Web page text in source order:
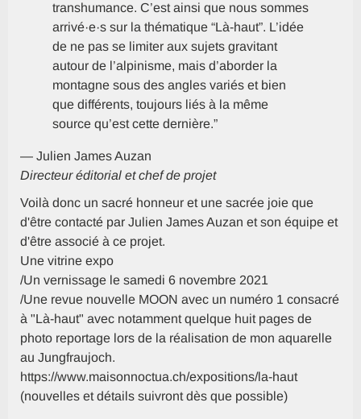
transhumance. C’est ainsi que nous sommes
arrivé·e·s sur la thématique “Là-haut”. L’idée
de ne pas se limiter aux sujets gravitant
autour de l’alpinisme, mais d’aborder la
montagne sous des angles variés et bien
que différents, toujours liés à la même
source qu’est cette dernière.”
— Julien James Auzan
Directeur éditorial et chef de projet
Voilà donc un sacré honneur et une sacrée joie que
d'être contacté par Julien James Auzan et son équipe et
d'être associé à ce projet.
Une vitrine expo
/Un vernissage le samedi 6 novembre 2021
/Une revue nouvelle MOON avec un numéro 1 consacré
à "Là-haut" avec notamment quelque huit pages de
photo reportage lors de la réalisation de mon aquarelle
au Jungfraujoch.
https://www.maisonnoctua.ch/expositions/la-haut
(nouvelles et détails suivront dès que possible)